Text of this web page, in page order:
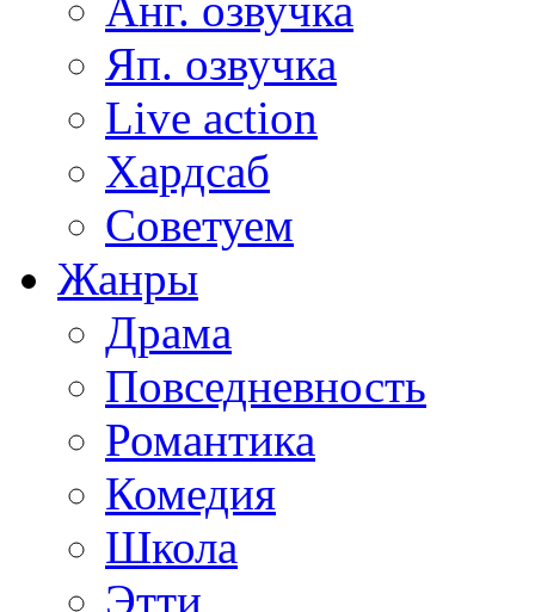
Яп. озвучка
Live action
Хардсаб
Советуем
Жанры
Драма
Повседневность
Романтика
Комедия
Школа
Этти